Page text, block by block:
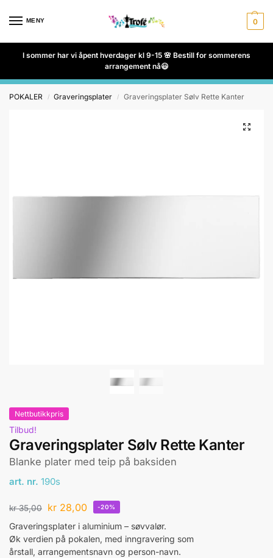
MENY 0
I sommer har vi åpent hverdager kl 9-15 🌸 Bestill for sommerens
arrangement nå😃
POKALER / Graveringsplater / Graveringsplater Sølv Rette Kanter
Nettbutikkpris
Tilbud!
Graveringsplater Sølv Rette Kanter
Blanke plater med teip på baksiden
art. nr. 190s
kr35,00 kr 28,00 -20%
Graveringsplater i aluminium – søvvalør.
Øk verdien på pokalen, med inngravering som
årstall, arrangementsnavn og person-navn.